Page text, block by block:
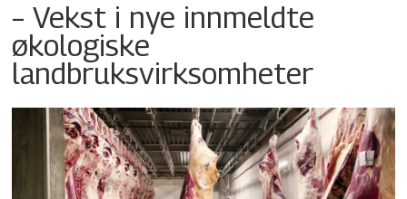
– Vekst i nye innmeldte
økologiske
landbruksvirksomheter